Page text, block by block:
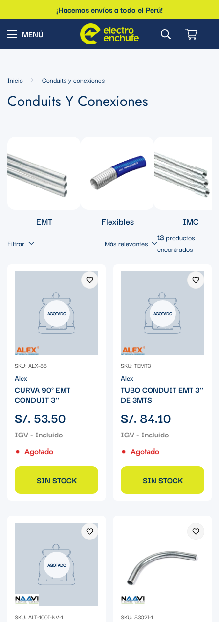
¡Hacemos envíos a todo el Perú!
Inicio Conduits y conexiones
Conduits Y Conexiones
EMT Flexibles IMC
Filtrar Más relevantes
13productos
encontrados
AGOTADO
SKU: ALX-88
Alex
CURVA 90° EMT
CONDUIT 3''
Precio
regular
S/. 53.50
Agotado
SIN STOCK
AGOTADO
SKU: TEMT3
Alex
TUBO CONDUIT EMT 3''
DE 3MTS
Precio
regular
S/. 84.10
Agotado
SIN STOCK
AGOTADO
SKU: ALT-100I-NV-1 SKU: 8302I-1